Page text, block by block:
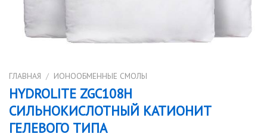
ГЛАВНАЯ / ИОНООБМЕННЫЕ СМОЛЫ
HYDROLITE ZGC108Н
CИЛЬНОКИСЛОТНЫЙ КАТИОНИТ
ГЕЛЕВОГО ТИПА